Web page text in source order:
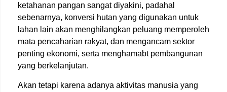
ketahanan pangan sangat diyakini, padahal
sebenarnya, konversi hutan yang digunakan untuk
lahan lain akan menghilangkan peluang memperoleh
mata pencaharian rakyat, dan mengancam sektor
penting ekonomi, serta menghamabt pembangunan
yang berkelanjutan.
Akan tetapi karena adanya aktivitas manusia yang